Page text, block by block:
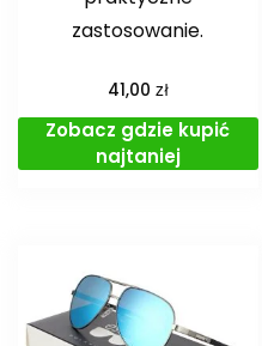
zastosowanie.
41,00 zł
Zobacz gdzie kupić
najtaniej